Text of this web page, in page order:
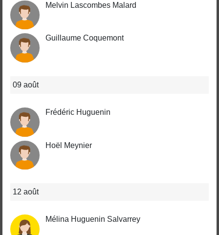
Melvin Lascombes Malard
Guillaume Coquemont
09 août
Frédéric Huguenin
Hoël Meynier
12 août
Mélina Huguenin Salvarrey